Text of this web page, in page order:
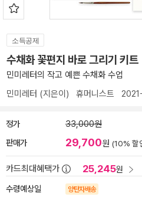
소득공제
수채화 꽃편지 바로 그리기 키트
민미레터의 작고 예쁜 수채화 수업
민미레터 (지은이) 휴머니스트
정가 33,000원
판매가 29,700원 (10% 할
카드최대혜택가 25,245원
수령예상일 양탄자배송